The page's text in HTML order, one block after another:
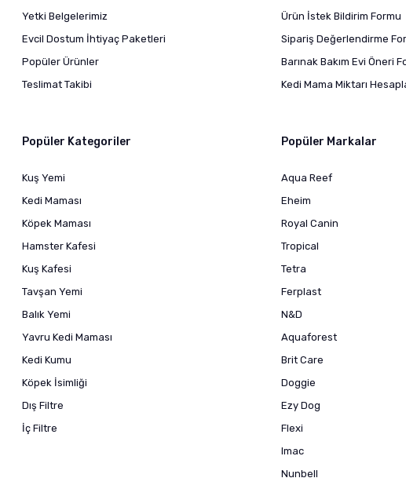
Yetki Belgelerimiz
Evcil Dostum İhtiyaç Paketleri
Popüler Ürünler
Teslimat Takibi
Ürün İstek Bildirim Formu
Sipariş Değerlendirme
Barınak Bakım Evi Öneri
Kedi Mama Miktarı
Popüler Kategoriler
Kuş Yemi
Kedi Maması
Köpek Maması
Hamster Kafesi
Kuş Kafesi
Tavşan Yemi
Balık Yemi
Yavru Kedi Maması
Kedi Kumu
Köpek İsimliği
Dış Filtre
İç Filtre
Popüler Markalar
Aqua Reef
Eheim
Royal Canin
Tropical
Tetra
Ferplast
N&D
Aquaforest
Brit Care
Doggie
Ezy Dog
Flexi
Imac
Nunbell